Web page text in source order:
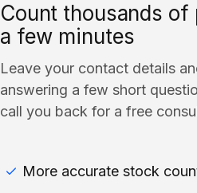
Count thousands
a few minutes
Leave your contact details
answering a few short
call you back for a free
More accurate stock